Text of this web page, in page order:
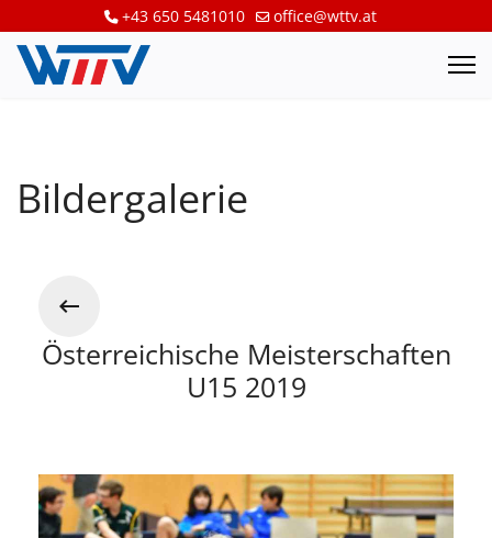
+43 650 5481010 office@wttv.at
Bildergalerie
Österreichische Meisterschaften
U15 2019